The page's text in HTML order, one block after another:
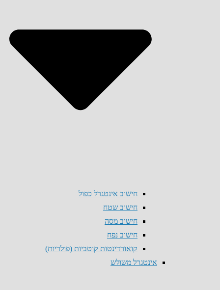
חישוב אינטגרל כפול
חישוב שטח
חישוב מסה
חישוב נפח
קואורדינטות קוטביות (פולריות)
אינטגרל משולש